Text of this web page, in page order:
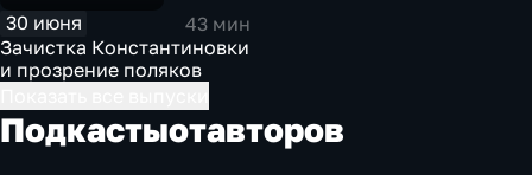
30 июня
43 мин
Зачистка Константиновки
и прозрение поляков
Подкастыотавторов